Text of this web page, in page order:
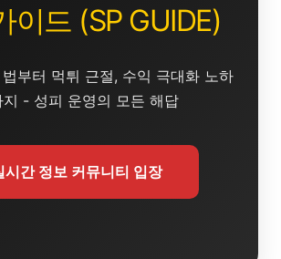
이드 (SP GUIDE)
부터 먹튀 근절, 수익 극대화 노하
지 - 성피 운영의 모든 해답
시간 정보 커뮤니티 입장